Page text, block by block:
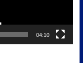
04:10